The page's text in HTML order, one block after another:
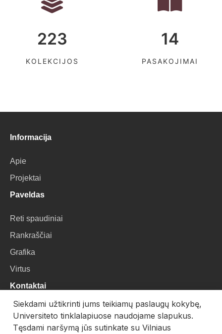
223
KOLEKCIJOS
14
PASAKOJIMAI
Informacija
Apie
Projektai
Paveldas
Reti spaudiniai
Rankraščiai
Grafika
Virtus
Kontaktai
VU Biblioteka
Universiteto g. 3, LT-01122, Vilnius
Siekdami užtikrinti jums teikiamų paslaugų kokybę,
Universiteto tinklalapiuose naudojame slapukus.
Tęsdami naršymą jūs sutinkate su Vilniaus